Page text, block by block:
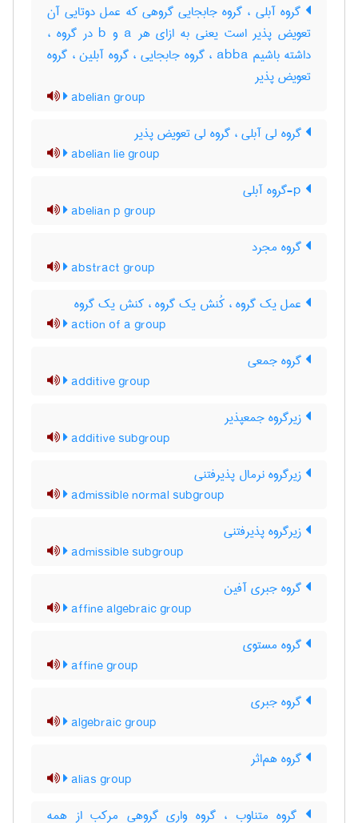
گروه آبلی ، گروه جابجایی گروهی که عمل دوتایی آن
تعویض پذیر است یعنی به ازای هر a و b در گروه ،
داشته باشیم abba ، گروه جابجایی ، گروه آبلین ، گروه
تعویض پذیر
abelian group
گروه لی آبلی ، گروه لی تعویض پذیر
abelian lie group
abelian p group
گروه مجرد
abstract group
عمل یک گروه ، کُنش یک گروه ، کنش یک گروه
action of a group
گروه جمعی
additive group
زیرگروه جمعپذیر
additive subgroup
زیرگروه نرمال پذیرفتنی
admissible normal subgroup
زیرگروه پذیرفتنی
admissible subgroup
گروه جبری آفین
affine algebraic group
گروه مستوی
affine group
گروه جبری
algebraic group
گروه هم‌اثر
alias group
گروه متناوب ، گروه واری گروهی مرکب از همه